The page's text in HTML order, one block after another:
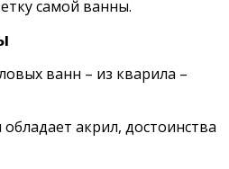
самой ванны.
ванн – из кварила –
акрил, достоинства